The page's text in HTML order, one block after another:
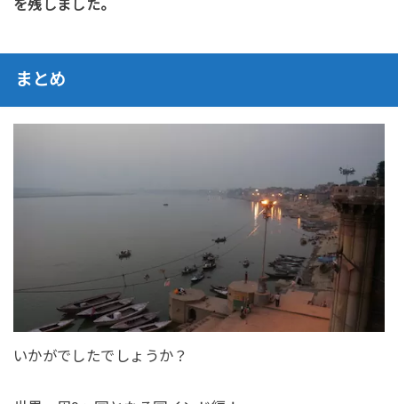
を残しました。
まとめ
いかがでしたでしょうか？